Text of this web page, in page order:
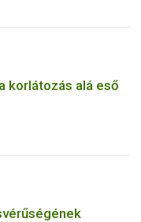
korlátozás alá eső